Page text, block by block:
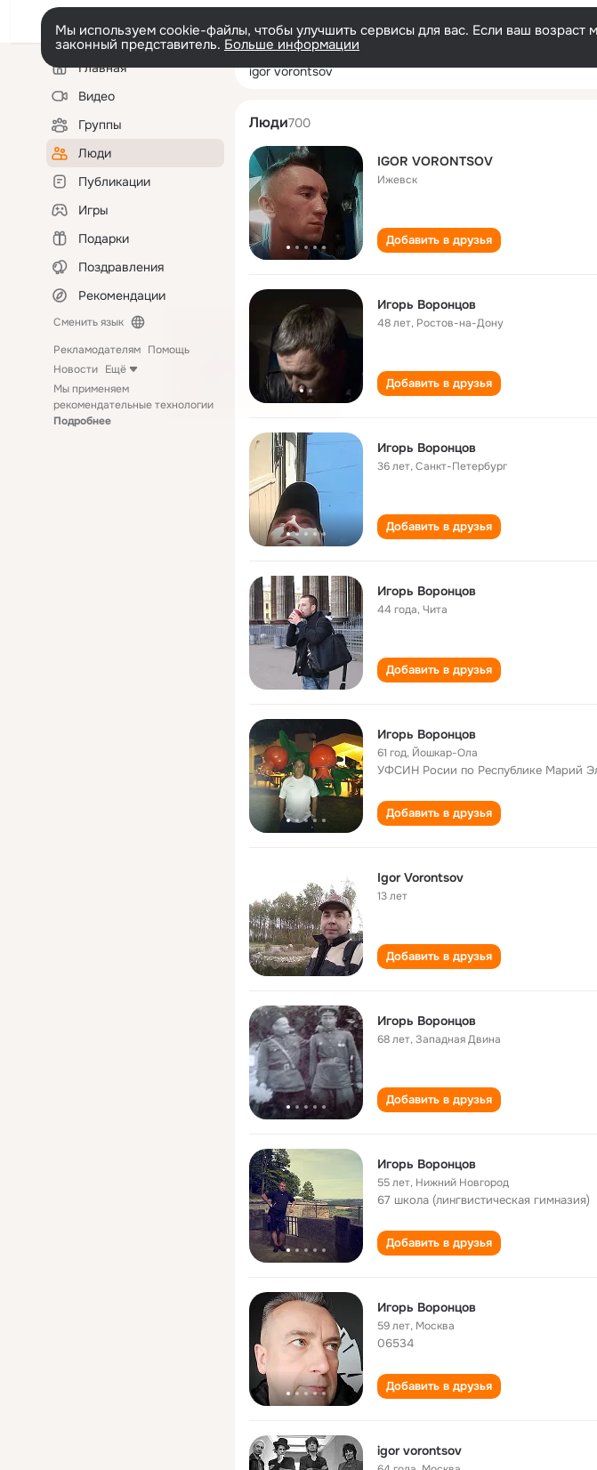
Мы используем cookie-файлы, чтобы улучшить сервисы для вас. Если ваш возраст
законный представитель. Больше информации
Левая
колонкаГлавная
Видео
Группы
Люди
Публикации
Игры
Подарки
Поздравления
Рекомендации
Сменить язык
Рекламодателям Помощь
Новости Ещё
Мы применяем
рекомендательные технологии
Подробнее
igor vorontsov
Люди700
IGOR VORONTSOV
Ижевск
Добавить в друзья
Игорь Воронцов
48 лет, Ростов-на-Дону
Добавить в друзья
Игорь Воронцов
36 лет,Санкт-Петербург
Добавить в друзья
Игорь Воронцов
44 года,Чита
Добавить в друзья
Игорь Воронцов
61 год, Йошкар-Ола
УФСИН Росии по Республике Марий
Добавить в друзья
Igor Vorontsov
13 лет
Добавить в друзья
Игорь Воронцов
68 лет,Западная Двина
Добавить в друзья
Игорь Воронцов
55 лет, Нижний Новгород
67 школа (лингвистическая гимназия)
Добавить в друзья
Игорь Воронцов
59 лет, Москва
06534
Добавить в друзья
igor vorontsov